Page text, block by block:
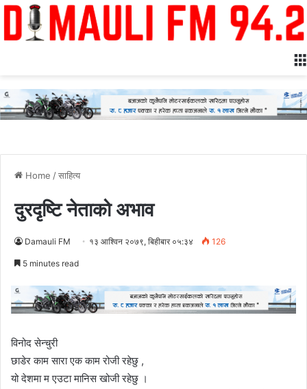
Home /साहित्य
दुरदृष्टि नेताको अभाव
Damauli FM १३ आश्विन २०७९, बिहीबार ०५:३४ 126
5 minutes read
विनोद सेन्चुरी
छाडेर काम सारा एक काम रोजी रहेछु ,
यो देशमा म एउटा मानिस खोजी रहेछु ।